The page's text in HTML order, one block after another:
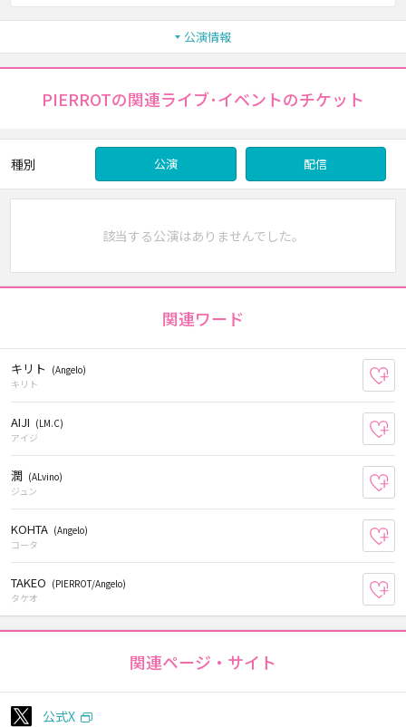
公演情報
PIERROTの関連ライブ･イベントのチケット
種別 公演 配信
該当する公演はありませんでした。
関連ワード
キリト (Angelo)
キリト
AIJI (LM.C)
アイジ
潤 (ALvino)
ジュン
KOHTA (Angelo)
コータ
TAKEO (PIERROT/Angelo)
タケオ
関連ページ・サイト
公式X